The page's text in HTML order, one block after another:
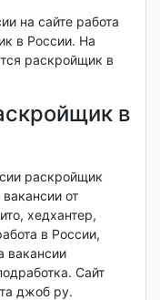
на сайте работа
в России. На
раскройщик в
в
раскройщик
от
хедхантер,
в России,
вакансии
Сайт
джоб ру.